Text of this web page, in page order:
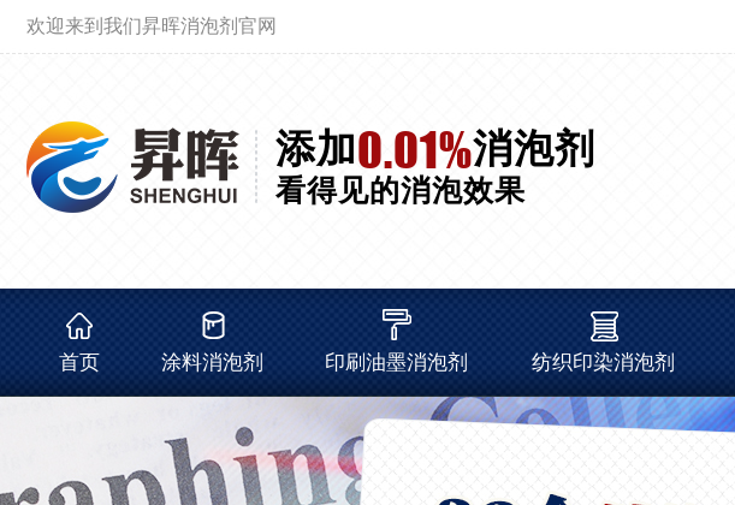
欢迎来到我们昇晖消泡剂官网
添加0.01%消泡剂
看得见的消泡效果
首页 涂料消泡剂 印刷油墨消泡剂 纺织印染消泡剂